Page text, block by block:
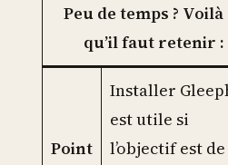
Peu de temps ? Voilà
qu’il faut retenir :
Point
Installer
est utile si
l’objectif est de